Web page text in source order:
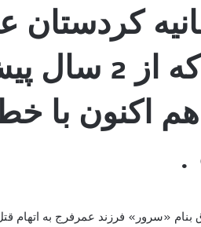
کردستان
«سرور عمرفرج»
اکنون با
.
عراق بنام «سرور» فرزند عمرفرج به